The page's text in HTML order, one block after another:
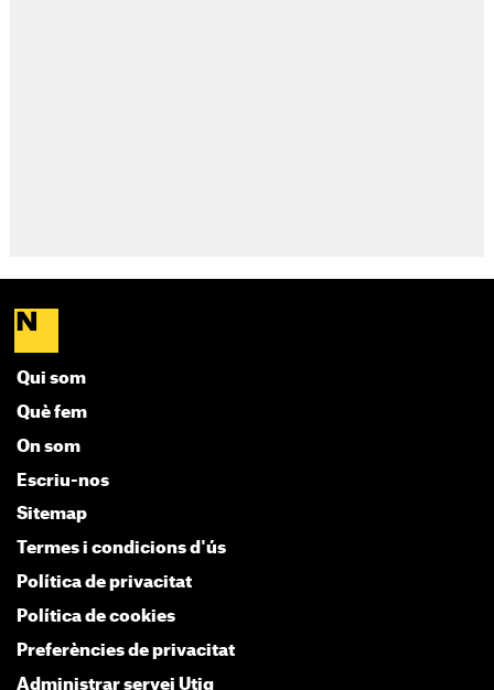
Qui som
Què fem
On som
Escriu-nos
Sitemap
Termes i condicions d'ús
Política de privacitat
Política de cookies
Preferències de privacitat
Administrar servei Utiq